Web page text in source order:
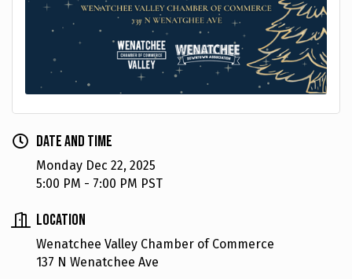
Date and Time
Monday Dec 22, 2025
5:00 PM - 7:00 PM PST
Location
Wenatchee Valley Chamber of Commerce
137 N Wenatchee Ave